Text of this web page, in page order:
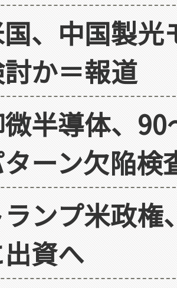
、中国製光
か＝報道
半導体、
ーン欠陥検
ランプ米政
資へ